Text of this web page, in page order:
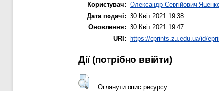
Користувач: Олександр Сергійович
Дата подачі: 30 Квіт 2021 19:38
Оновлення: 30 Квіт 2021 19:47
URI:
https://eprints.zu.edu.ua/id/
Дії ​​(потрібно ввійти)
Оглянути опис ресурсу